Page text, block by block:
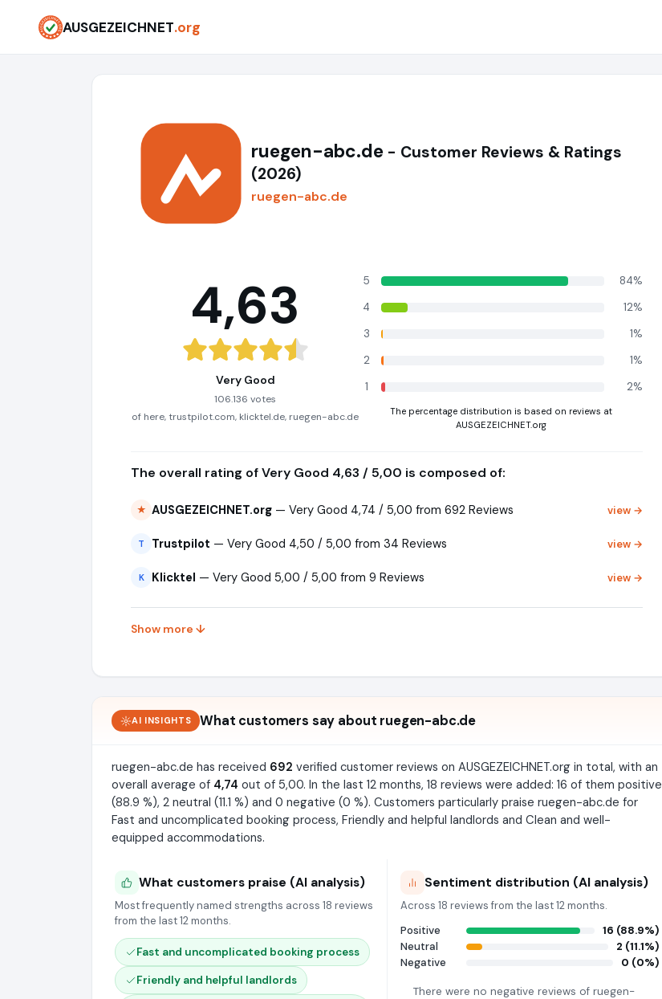
AUSGEZEICHNET.org
ruegen-abc.de - Customer Reviews & Ratings
(2026)
ruegen-abc.de
4,63
Very Good
106.136 votes
of here, trustpilot.com, klicktel.de, ruegen-abc.de
5
84%
4
12%
3
1%
2
1%
1
2%
The percentage distribution is based on reviews at
AUSGEZEICHNET.org
The overall rating of Very Good 4,63 / 5,00 is composed of:
★ AUSGEZEICHNET.org — Very Good 4,74 / 5,00 from 692 Reviews view →
T Trustpilot — Very Good 4,50 / 5,00 from 34 Reviews view →
K Klicktel — Very Good 5,00 / 5,00 from 9 Reviews view →
Show more ↓
AI INSIGHTS What customers say about ruegen-abc.de
ruegen-abc.de has received 692 verified customer reviews on AUSGEZEICHNET.org in total, with an
overall average of 4,74 out of 5,00. In the last 12 months, 18 reviews were added: 16 of them positive
(88.9 %), 2 neutral (11.1 %) and 0 negative (0 %). Customers particularly praise ruegen-abc.de for
Fast and uncomplicated booking process, Friendly and helpful landlords and Clean and well-
equipped accommodations.
What customers praise (AI analysis)
Most frequently named strengths across 18 reviews
from the last 12 months.
Fast and uncomplicated booking process
Friendly and helpful landlords
Sentiment distribution (AI analysis)
Across 18 reviews from the last 12 months.
Positive
16 (88.9%)
Neutral
2 (11.1%)
Negative
0 (0%)
There were no negative reviews of ruegen-